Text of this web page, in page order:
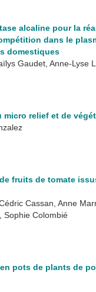
alcaline pour la
dans le
domestiques
Gaudet, Anne-Lyse
micro relief et de
fruits de tomate
Cassan, Anne
Sophie Colombié
pots de plants de